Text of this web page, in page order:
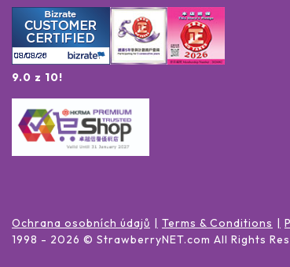
9.0 z 10!
Ochrana osobních údajů Terms & Conditions
1998 - 2026 © StrawberryNET.com All Rights